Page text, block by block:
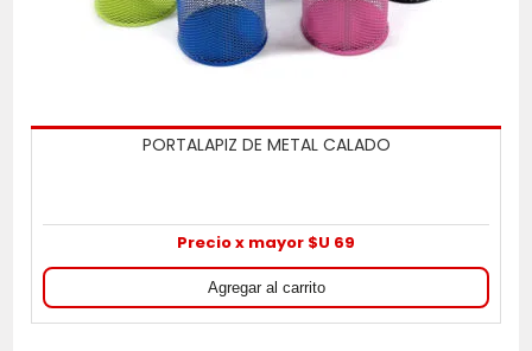
PORTALAPIZ DE METAL CALADO
Precio x mayor $U 69